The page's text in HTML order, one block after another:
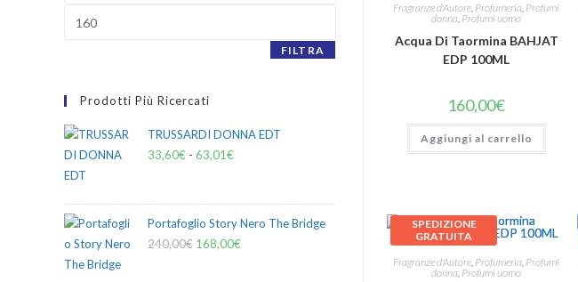
Fragranze d'Autore, Profumeria, Profumi
donna, Profumi uomo
Acqua Di Taormina BAHJAT
EDP 100ML
160,00€
Aggiungi al carrello
SPEDIZIONE
GRATUITA
Fragranze d'Autore Profumeria Profumi
donna Profumi uomo
FILTRA
Prodotti Più Ricercati
TRUSSARDI DONNA EDT
33,60€ - 63,01€
Portafoglio Story Nero The Bridge
240,00€ 168,00€